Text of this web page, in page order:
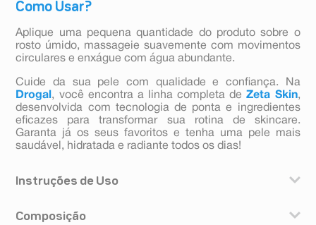
Como Usar?
Aplique uma pequena quantidade do produto sobre o
rosto úmido, massageie suavemente com movimentos
circulares e enxágue com água abundante.
Cuide da sua pele com qualidade e confiança. Na
Drogal , você encontra a linha completa deZeta Skin,
desenvolvida com tecnologia de ponta e ingredientes
eficazes para transformar sua rotina de skincare.
Garanta já os seus favoritos e tenha uma pele mais
saudável, hidratada e radiante todos os dias!
Instruções de Uso
rosto úmido, massageie suavemente com movimentos
Composição